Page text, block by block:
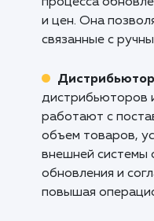
вашего бизнеса.
Кому
Розничные
каталога
подходит для
имеют
быстро и